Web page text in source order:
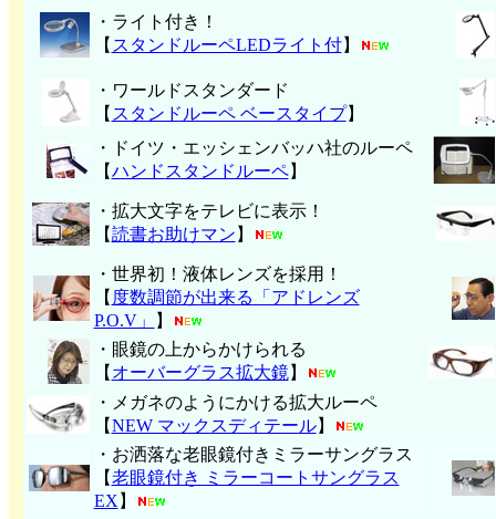
・ライト付き！
【 スタンドルーペLEDライト付】
・ワールドスタンダード
【 スタンドルーペ ベースタイプ】
・ドイツ・エッシェンバッハ社のルーペ
【ハンド スタンドルーペ】
・拡大文字をテレビに表示！
【読書お助けマン 】
・世界初！液体レンズを採用！
【 度数調節が出来る「アドレンズ
P.O.V」
】
・眼鏡の上からかけられる
【 オーバーグラス拡大鏡】
・メガネのようにかける拡大ルーペ
【NEW マックスディテール】
・お洒落な老眼鏡付きミラーサングラス
【老眼鏡付き ミラーコートサングラス
EX 】